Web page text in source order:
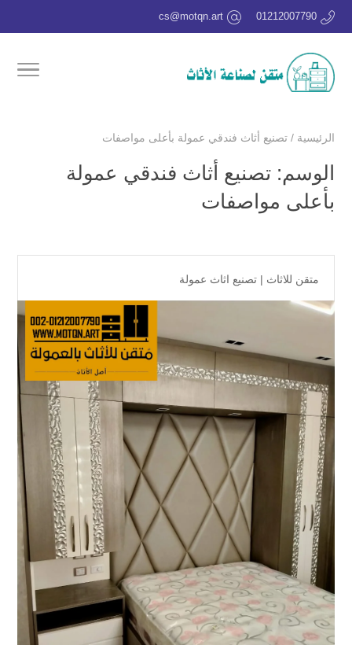
01212007790
cs@motqn.art
الرئيسية / تصنيع أثاث فندقي عمولة بأعلى مواصفات
الوسم: تصنيع أثاث فندقي عمولة
بأعلى مواصفات
متقن للاثاث | تصنيع اثاث عمولة